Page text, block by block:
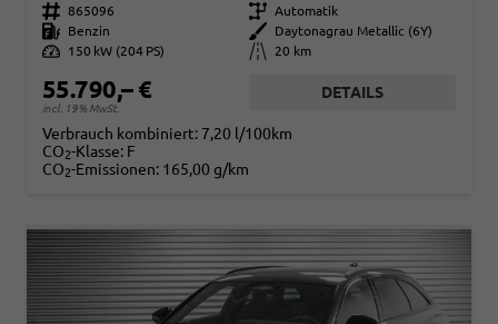
Fahrzeugnr. 865096 Getriebe
Automatik
Kraftstoff
Benzin Außenfarbe
Daytonagrau Metallic (6Y)
Leistung
150 kW (204 PS) Kilometerstand 20 km
55.790,– €
incl. 19% MwSt.
DETAILS
Verbrauch kombiniert: 7,20 l/100km
CO2-Klasse: F
CO2-Emissionen: 165,00 g/km